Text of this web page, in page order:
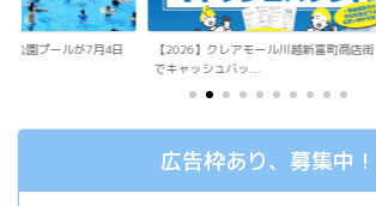
ル川越新富町商店街
COEDO KAWAGOE F.Cが小学生向けサッカ
ース...
広告枠あり、募集中！